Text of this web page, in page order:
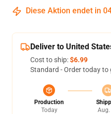
Diese Aktion endet in
Deliver to United
Cost to ship:$6.99
Standard - Order today to
Production
Today
Aug.